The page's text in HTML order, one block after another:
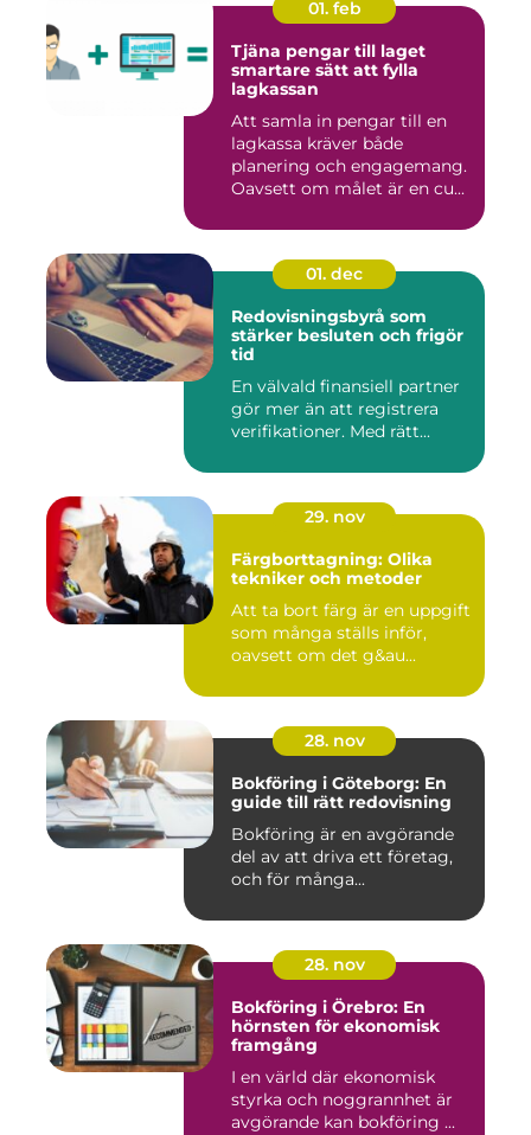
01. feb
Tjäna pengar till laget
smartare sätt att fylla
lagkassan
Att samla in pengar till en
lagkassa kräver både
planering och engagemang.
Oavsett om målet är en cu...
01. dec
Redovisningsbyrå som
stärker besluten och frigör
tid
En välvald finansiell partner
gör mer än att registrera
verifikationer. Med rätt...
29. nov
Färgborttagning: Olika
tekniker och metoder
Att ta bort färg är en uppgift
som många ställs inför,
oavsett om det g&au...
28. nov
Bokföring i Göteborg: En
guide till rätt redovisning
Bokföring är en avgörande
del av att driva ett företag,
och för många...
28. nov
Bokföring i Örebro: En
hörnsten för ekonomisk
framgång
I en värld där ekonomisk
styrka och noggrannhet är
avgörande kan bokföring ...